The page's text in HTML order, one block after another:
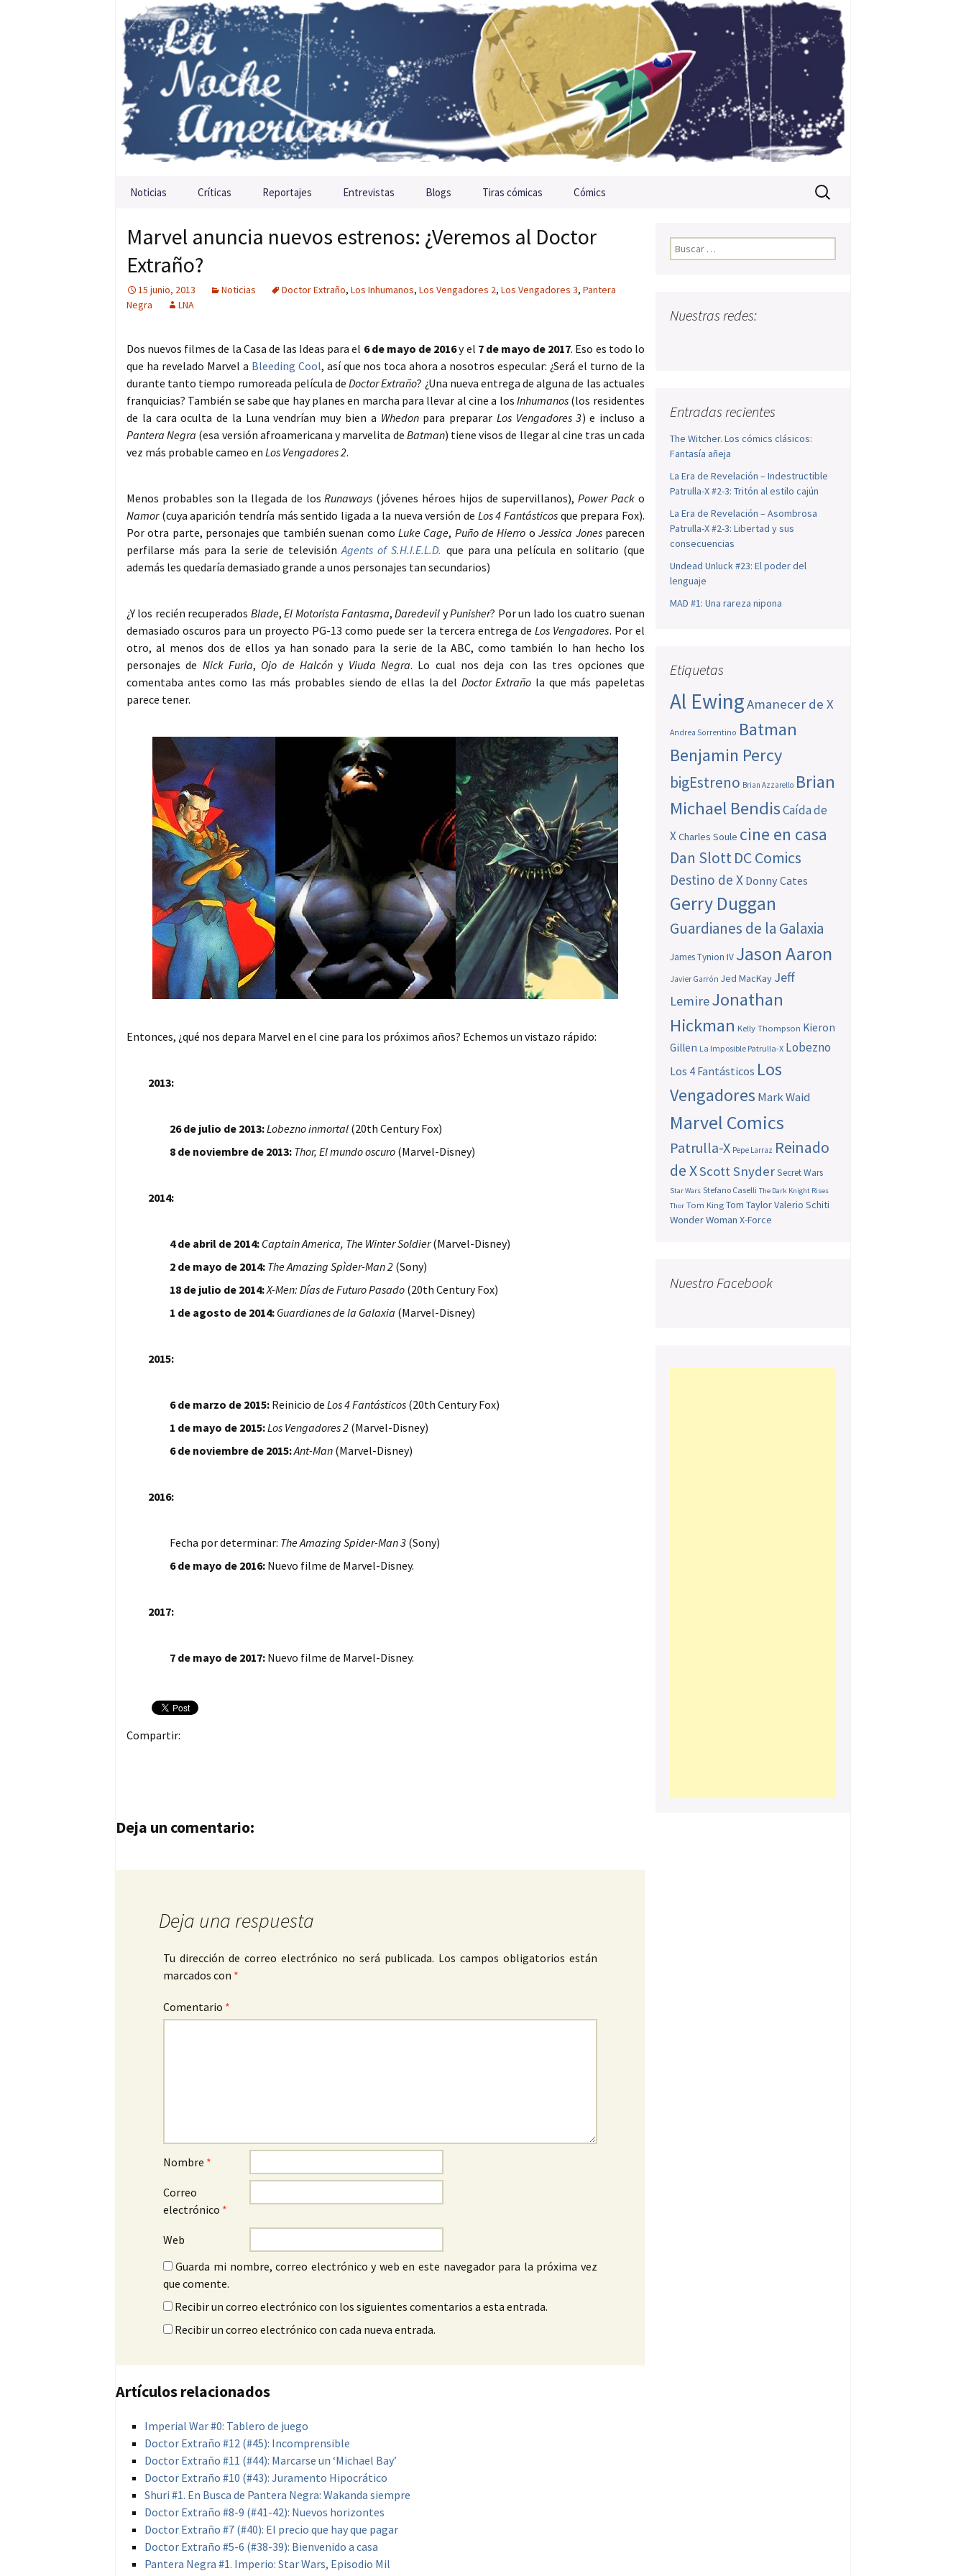
Saltar al contenido
Noticias Críticas Reportajes Entrevistas Blogs Tiras cómicas Cómics Buscar:
Marvel anuncia nuevos estrenos: ¿Veremos al Doctor
Extraño?
15 junio, 2013 Noticias Doctor Extraño, Los Inhumanos, Los Vengadores 2, Los Vengadores 3, Pantera
Negra
LNA
Dos nuevos filmes de la Casa de las Ideas para el 6 de mayo de 2016y el 7 de mayo de 2017. Eso es todo lo
que ha revelado Marvel a Bleeding Cool, así que nos toca ahora a nosotros especular: ¿Será el turno de la
durante tanto tiempo rumoreada película deDoctor Extraño? ¿Una nueva entrega de alguna de las actuales
franquicias? También se sabe que hay planes en marcha para llevar al cine a losInhumanos (los residentes
de la cara oculta de la Luna vendrían muy bien a Whedonpara preparar Los Vengadores 3) e incluso a
Pantera Negra (esa versión afroamericana y marvelita de Batman) tiene visos de llegar al cine tras un cada
vez más probable cameo en Los Vengadores 2.
Menos probables son la llegada de losRunaways (jóvenes héroes hijos de supervillanos), Power Packo
Namor(cuya aparición tendría más sentido ligada a la nueva versión de Los 4 Fantásticosque prepara Fox).
Por otra parte, personajes que también suenan como Luke Cage, Puño de Hierro oJessica Jonesparecen
perfilarse más para la serie de televisiónAgents of S.H.I.E.L.D. que para una película en solitario (que
además les quedaría demasiado grande a unos personajes tan secundarios)
¿Y los recién recuperados Blade,El Motorista Fantasma,Daredevil yPunisher? Por un lado los cuatro suenan
demasiado oscuros para un proyecto PG-13 como puede ser la tercera entrega deLos Vengadores. Por el
otro, al menos dos de ellos ya han sonado para la serie de la ABC, como también lo han hecho los
personajes de Nick Furia, Ojo de Halcóny Viuda Negra. Lo cual nos deja con las tres opciones que
comentaba antes como las más probables siendo de ellas la del Doctor Extraño la que más papeletas
parece tener.
Entonces, ¿qué nos depara Marvel en el cine para los próximos años? Echemos un vistazo rápido:
2013:
26 de julio de 2013:Lobezno inmortal (20th Century Fox)
8 de noviembre de 2013: Thor, El mundo oscuro (Marvel-Disney)
2014:
4 de abril de 2014: Captain America, The Winter Soldier(Marvel-Disney)
2 de mayo de 2014: The Amazing Spìder-Man 2 (Sony)
18 de julio de 2014:X-Men: Días de Futuro Pasado (20th Century Fox)
1 de agosto de 2014: Guardianes de la Galaxia (Marvel-Disney)
2015:
6 de marzo de 2015: Reinicio de Los 4 Fantásticos (20th Century Fox)
1 de mayo de 2015:Los Vengadores 2 (Marvel-Disney)
6 de noviembre de 2015:Ant-Man (Marvel-Disney)
2016:
Fecha por determinar: The Amazing Spider-Man 3 (Sony)
6 de mayo de 2016: Nuevo filme de Marvel-Disney.
2017:
7 de mayo de 2017: Nuevo filme de Marvel-Disney.
Compartir:
Navegación de entradas
Deja un comentario:
Deja una respuesta
Tu dirección de correo electrónico no será publicada. Los campos obligatorios están
marcados con *
Comentario *
Nombre *
Correo
electrónico *
Web
Guarda mi nombre, correo electrónico y web en este navegador para la próxima vez
que comente.
Recibir un correo electrónico con los siguientes comentarios a esta entrada.
Recibir un correo electrónico con cada nueva entrada.
Artículos relacionados
Imperial War #0: Tablero de juego
Doctor Extraño #12 (#45): Incomprensible
Doctor Extraño #11 (#44): Marcarse un ‘Michael Bay’
Doctor Extraño #10 (#43): Juramento Hipocrático
Shuri #1. En Busca de Pantera Negra: Wakanda siempre
Doctor Extraño #8-9 (#41-42): Nuevos horizontes
Doctor Extraño #7 (#40): El precio que hay que pagar
Doctor Extraño #5-6 (#38-39): Bienvenido a casa
Pantera Negra #1. Imperio: Star Wars, Episodio Mil
Buscar:
Nuestras redes:
Entradas recientes
The Witcher. Los cómics clásicos:
Fantasía añeja
La Era de Revelación – Indestructible
Patrulla-X #2-3: Tritón al estilo cajún
La Era de Revelación – Asombrosa
Patrulla-X #2-3: Libertad y sus
consecuencias
Undead Unluck #23: El poder del
lenguaje
MAD #1: Una rareza nipona
Etiquetas
Al EwingAmanecer de X
Andrea Sorrentino Batman
Benjamin Percy
bigEstreno Brian Azzarello Brian
Michael BendisCaída de
XCharles Soule cine en casa
Dan SlottDC Comics
Destino de X Donny Cates
Gerry Duggan
Guardianes de la Galaxia
James Tynion IV Jason Aaron
Javier Garrón Jed MacKay Jeff
LemireJonathan
Hickman Kelly Thompson Kieron
Gillen La Imposible Patrulla-X Lobezno
Los 4 Fantásticos Los
Vengadores Mark Waid
Marvel Comics
Patrulla-X Pepe Larraz Reinado
de XScott SnyderSecret Wars
Star Wars Stefano Caselli The Dark Knight Rises
Thor Tom King Tom TaylorValerio Schiti
Wonder Woman X-Force
Nuestro Facebook